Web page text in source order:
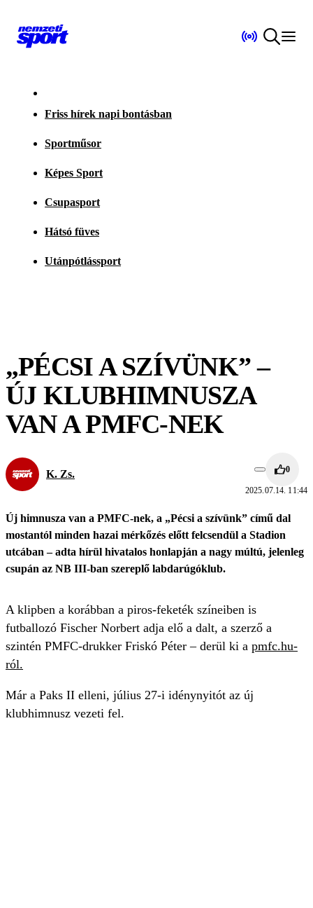
Friss hírek napi bontásban
Sportműsor
Képes Sport
Csupasport
Hátsó füves
Utánpótlássport
„PÉCSI A SZÍVÜNK” –
ÚJ KLUBHIMNUSZA
VAN A PMFC-NEK
K. Zs. 0
2025.07.14. 11:44
Új himnusza van a PMFC-nek, a „Pécsi a szívünk” című dal
mostantól minden hazai mérkőzés előtt felcsendül a Stadion
utcában – adta hírül hivatalos honlapján a nagy múltú, jelenleg
csupán az NB III-ban szereplő labdarúgóklub.
A klipben a korábban a piros-feketék színeiben is
futballozó Fischer Norbert adja elő a dalt, a szerző a
szintén PMFC-drukker Friskó Péter – derül ki a pmfc.hu-
ról.
Már a Paks II elleni, július 27-i idénynyitót az új
klubhimnusz vezeti fel.